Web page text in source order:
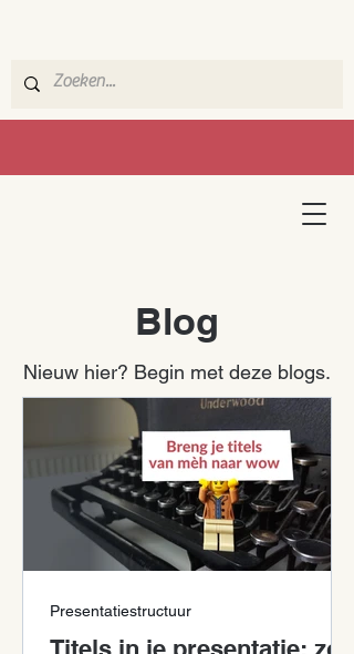
Blog
Nieuw hier? Begin met deze blogs.
Presentatiestructuur